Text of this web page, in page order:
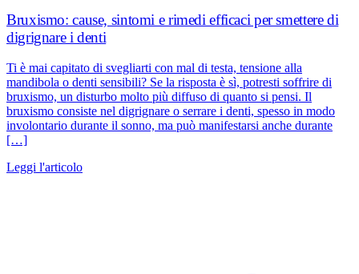
Bruxismo: cause, sintomi e rimedi efficaci per smettere di
digrignare i denti
Ti è mai capitato di svegliarti con mal di testa, tensione alla
mandibola o denti sensibili? Se la risposta è sì, potresti soffrire di
bruxismo, un disturbo molto più diffuso di quanto si pensi. Il
bruxismo consiste nel digrignare o serrare i denti, spesso in modo
involontario durante il sonno, ma può manifestarsi anche durante
[…]
Leggi l'articolo